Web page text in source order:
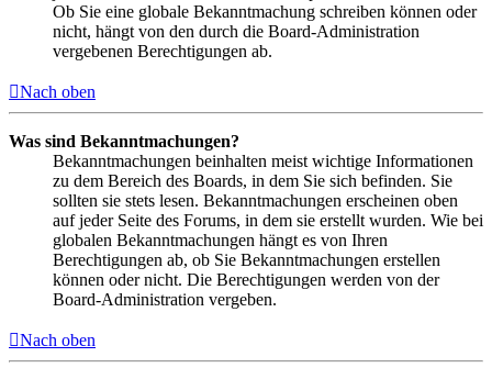
Ob Sie eine globale Bekanntmachung schreiben können oder
nicht, hängt von den durch die Board-Administration
vergebenen Berechtigungen ab.
Nach oben
Was sind Bekanntmachungen?
Bekanntmachungen beinhalten meist wichtige Informationen
zu dem Bereich des Boards, in dem Sie sich befinden. Sie
sollten sie stets lesen. Bekanntmachungen erscheinen oben
auf jeder Seite des Forums, in dem sie erstellt wurden. Wie bei
globalen Bekanntmachungen hängt es von Ihren
Berechtigungen ab, ob Sie Bekanntmachungen erstellen
können oder nicht. Die Berechtigungen werden von der
Board-Administration vergeben.
Nach oben